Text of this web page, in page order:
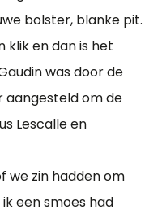
bolster, blanke pit.
klik en dan is het
was door de
aangesteld om de
Lescalle en
we zin hadden om
een smoes had